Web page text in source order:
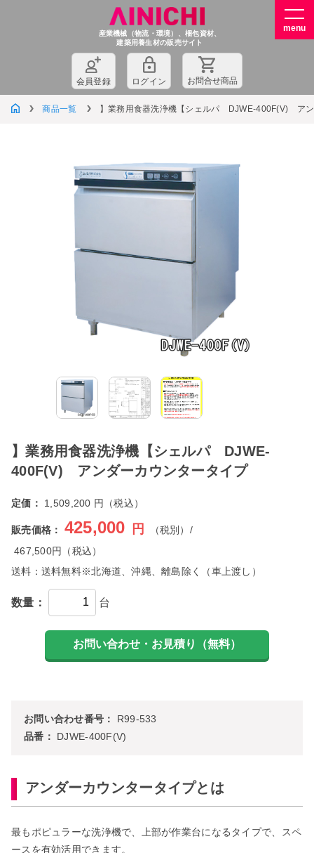
産業機械（物流・環境）、梱包資材、
建築用養生材の販売サイト
会員登録 ログイン お問合せ商品
商品一覧 】業務用食器洗浄機【シェルパ DJWE-400F(V) アン
】業務用食器洗浄機【シェルパ DJWE-
400F(V) アンダーカウンタータイプ
定価： 1,509,200 円（税込）
販売価格： 425,000 円
（税別）/
467,500円（税込）
送料： 送料無料※北海道、沖縄、離島除く（車上渡し）
数量： 台
お問い合わせ番号：
R99-533
品番：
DJWE-400F(V)
アンダーカウンタータイプとは
最もポピュラーな洗浄機で、上部が作業台になるタイプで、スペ
ースを有効活用できます。